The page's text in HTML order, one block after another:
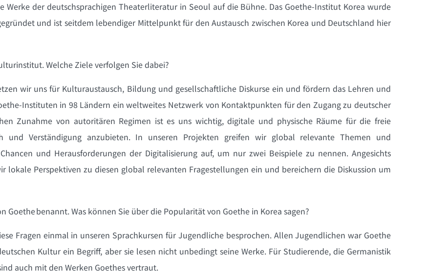
Werke der deutschsprachigen Theaterliteratur in Seoul auf die Bühne. Das Goethe-Institut Korea wurde
und ist seitdem lebendiger Mittelpunkt für den Austausch zwischen Korea und Deutschland hier
Welche Ziele verfolgen Sie dabei?
wir uns für Kulturaustausch, Bildung und gesellschaftliche Diskurse ein und fördern das Lehren und
Instituten in 98 Ländern ein weltweites Netzwerk von Kontaktpunkten für den Zugang zu deutscher
Zunahme von autoritären Regimen ist es uns wichtig, digitale und physische Räume für die freie
und Verständigung anzubieten. In unseren Projekten greifen wir global relevante Themen und
und Herausforderungen der Digitalisierung auf, um nur zwei Beispiele zu nennen. Angesichts
lokale Perspektiven zu diesen global relevanten Fragestellungen ein und bereichern die Diskussion um
Goethe benannt. Was können Sie über die Popularität von Goethe in Korea sagen?
Fragen einmal in unseren Sprachkursen für Jugendliche besprochen. Allen Jugendlichen war Goethe
Kultur ein Begriff, aber sie lesen nicht unbedingt seine Werke. Für Studierende, die Germanistik
auch mit den Werken Goethes vertraut.